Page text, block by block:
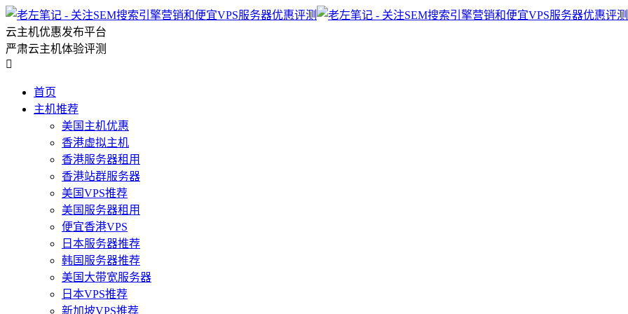
云主机优惠发布平台
严肃云主机体验评测

首页
主机推荐
美国主机优惠
香港虚拟主机
香港服务器租用
香港站群服务器
美国VPS推荐
美国服务器租用
便宜香港VPS
日本服务器推荐
韩国服务器推荐
美国大带宽服务器
日本VPS推荐
新加坡VPS推荐